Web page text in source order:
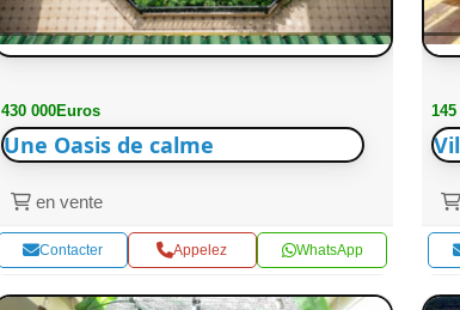
430 000Euros
Une Oasis de calme
en vente
Contacter Appelez WhatsApp